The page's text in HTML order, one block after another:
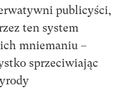
publicyści,
ten system
mniemaniu –
sprzeciwiając